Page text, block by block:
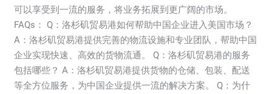
可以享受到一流的服务，将业务拓展到更广阔的市场。
FAQs： Q：洛杉矶贸易港如何帮助中国企业进入美国市场？
A：洛杉矶贸易港提供完善的物流设施和专业团队，帮助中国
企业实现快速、高效的货物流通。 Q：洛杉矶贸易港的服务
包括哪些？ A：洛杉矶贸易港提供货物的仓储、包装、配送
等全方位服务，为中国企业提供一流的解决方案。 Q：为什
Businesses)